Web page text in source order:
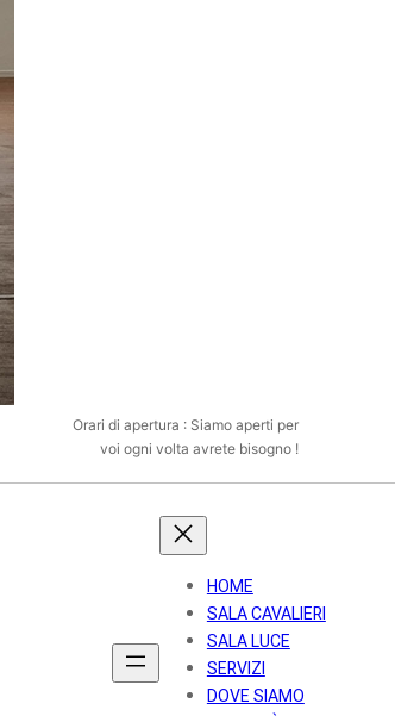
Orari di apertura : Siamo aperti per
voi ogni volta avrete bisogno !
HOME
SALA CAVALIERI
SALA LUCE
SERVIZI
DOVE SIAMO